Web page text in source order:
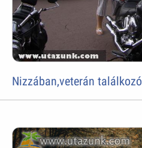
Nizzában,veterán találkozó